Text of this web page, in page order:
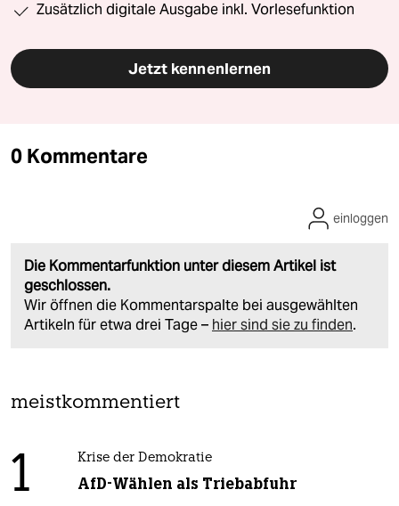
Zusätzlich digitale Ausgabe inkl. Vorlesefunktion
Jetzt kennenlernen
0 Kommentare
Die Kommentarfunktion unter diesem Artikel ist
geschlossen.
Wir öffnen die Kommentarspalte bei ausgewählten
Artikeln für etwa drei Tage – hier sind sie zu finden.
einloggen
meistkommentiert
1 Krise der Demokratie
AfD-Wählen als Triebabfuhr